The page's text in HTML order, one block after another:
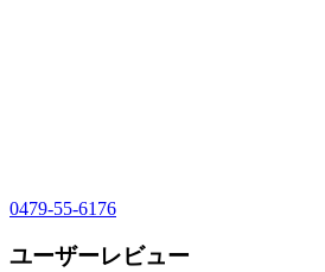
0479-55-6176
ユーザーレビュー